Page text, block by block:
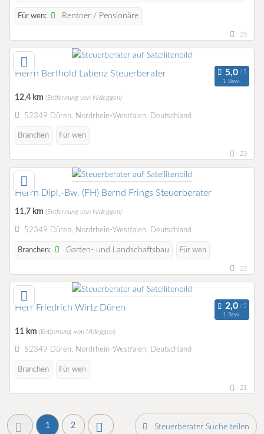
Für wen: Rentner / Pensionäre
25
Herrn Berthold Labenz Steuerberater
1 Bew.
12,4 km (Entfernung von Nideggen)
52349 Düren, Nordrhein-Westfalen, Deutschland
Branchen Für wen
23
Herrn Dipl.-Bw. (FH) Bernd Frings Steuerberater
11,7 km (Entfernung von Nideggen)
52349 Düren, Nordrhein-Westfalen, Deutschland
Branchen: Garten- und Landschaftsbau Für wen
22
Herr Friedrich Wirtz Düren
1 Bew.
11 km (Entfernung von Nideggen)
52349 Düren, Nordrhein-Westfalen, Deutschland
Branchen Für wen
21
1 2 Steuerberater Suche teilen